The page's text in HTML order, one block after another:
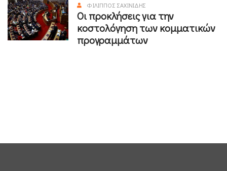
ΦΊΛΙΠΠΟΣ ΣΑΧΙΝΊΔΗΣ
Οι προκλήσεις για την
κοστολόγηση των κομματικών
προγραμμάτων